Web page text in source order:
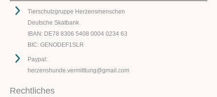
Tierschutzgruppe Herzensmenschen
Deutsche Skatbank
IBAN: DE78 8306 5408 0004 0234 63
BIC: GENODEF1SLR
Paypal:
herzenshunde.vermittlung@gmail.com
Rechtliches